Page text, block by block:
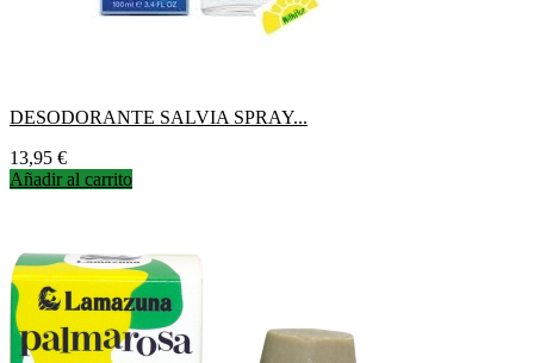
DESODORANTE SALVIA SPRAY...
Precio
13,95 €
Añadir al carrito